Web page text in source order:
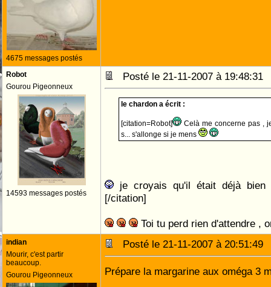
4675 messages postés
Robot
Gourou Pigeonneux
14593 messages postés
Posté le 21-11-2007 à
le chardon a écrit :
[citation=Robot]
Celà me concerne pas ,
s... s'allonge si je mens
je croyais qu'il était déjà
[/citation]
Toi tu perd rien d'attendre ,
indian
Mourir, c'est partir
beaucoup.
Gourou Pigeonneux
Posté le 21-11-2007 à
Prépare la margarine aux oméga 3